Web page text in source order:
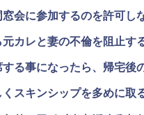
会に参加するのを許可し
カレと妻の不倫を阻止す
る事になったら、帰宅後
スキンシップを多めに取